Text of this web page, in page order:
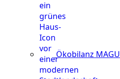
Ökobilanz MAGU